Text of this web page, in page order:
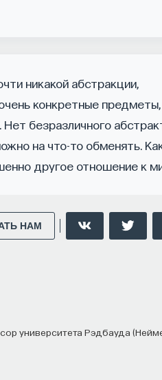
никакой абстракции,
конкретные предметы,
безразличного
на что-то обменять.
другое отношение к
НАМ
ВШЭ.
НАМ